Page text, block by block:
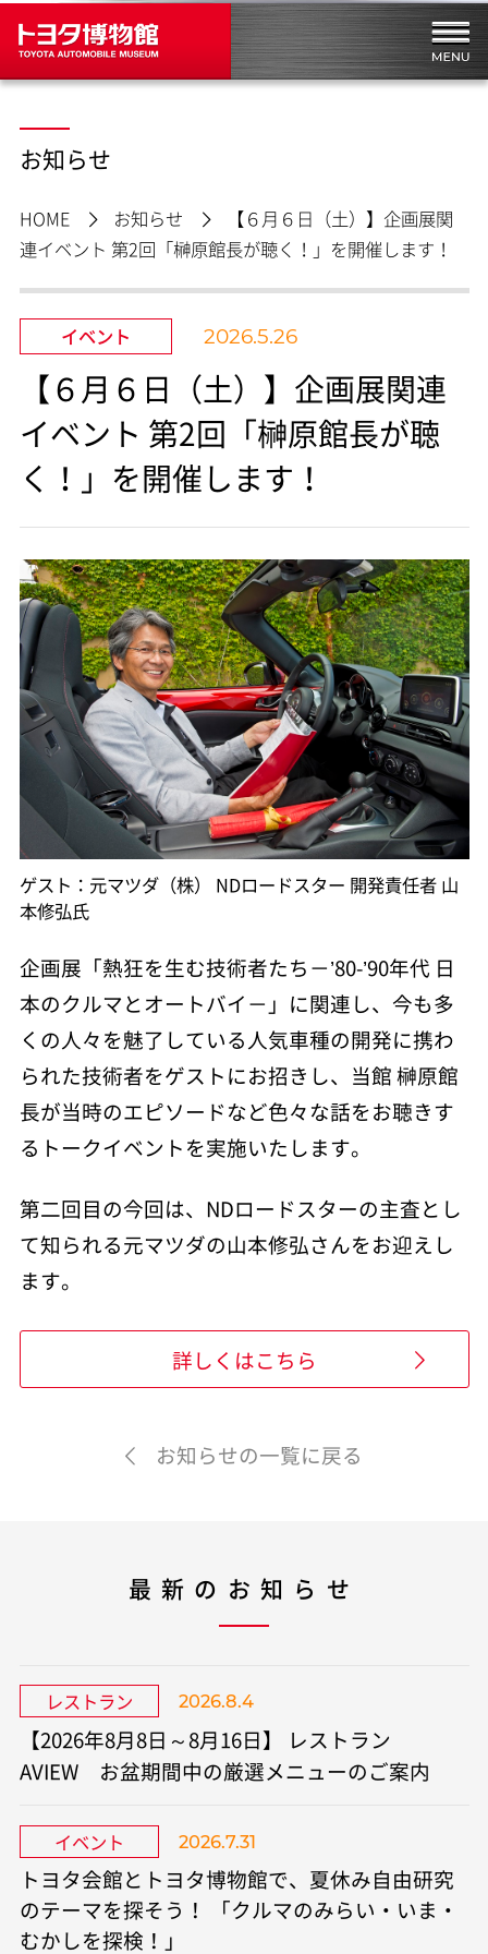
お知らせ
HOME お知らせ
【６月６日（土）】企画展関
連イベント 第2回「榊原館長が聴く！」を開催します！
イベント 2026.5.26
【６月６日（土）】企画展関連
イベント 第2回「榊原館長が聴
く！」を開催します！
ゲスト：元マツダ（株） NDロードスター 開発責任者 山
本修弘氏
企画展「熱狂を生む技術者たち－’80-’90年代 日
本のクルマとオートバイ－」に関連し、今も多
くの人々を魅了している人気車種の開発に携わ
られた技術者をゲストにお招きし、当館 榊原館
長が当時のエピソードなど色々な話をお聴きす
るトークイベントを実施いたします。
第二回目の今回は、NDロードスターの主査とし
て知られる元マツダの山本修弘さんをお迎えし
ます。
詳しくはこちら
お知らせの一覧に戻る
最新のお知らせ
レストラン 2026.8.4
【2026年8月8日～8月16日】 レストラン
AVIEW お盆期間中の厳選メニューのご案内
イベント 2026.7.31
トヨタ会館とトヨタ博物館で、夏休み自由研究
のテーマを探そう！ 「クルマのみらい・いま・
むかしを探検！」​